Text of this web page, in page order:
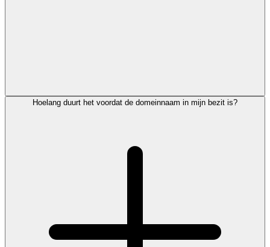
Hoelang duurt het voordat de domeinnaam in mijn bezit is?